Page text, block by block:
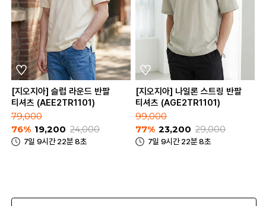
[지오지아] 슬럽 라운드 반팔
티셔츠 (AEE2TR1101)
79,000
76% 19,200 24,000
7일 9시간 22분 8초
[지오지아] 나일론 스트링 반팔
티셔츠 (AGE2TR1101)
99,000
77% 23,200 29,000
7일 9시간 22분 8초